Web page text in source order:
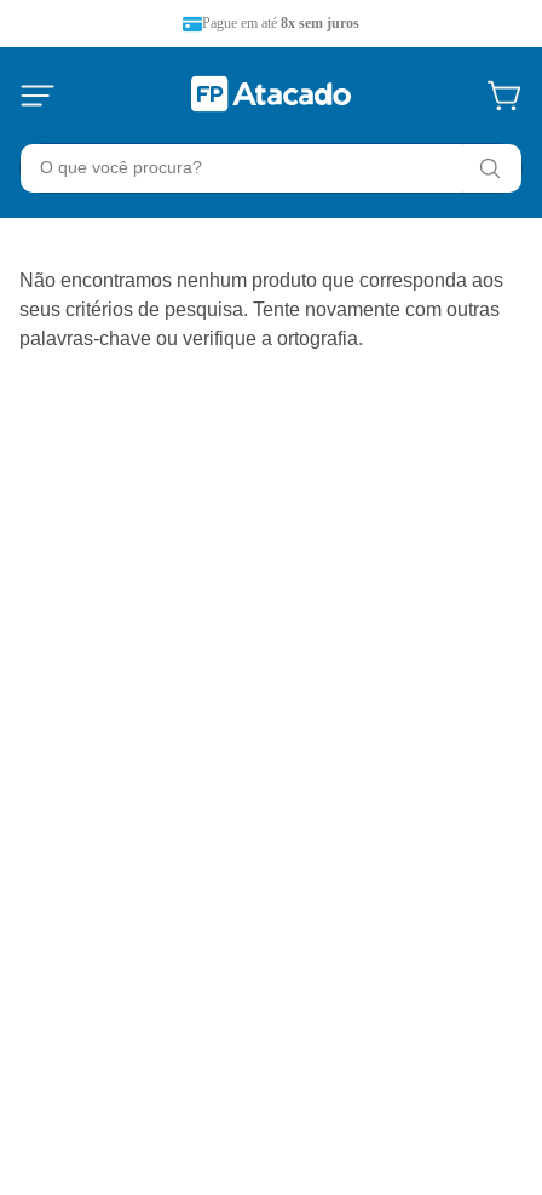
Pague em até 8x sem juros
O que você procura?
Não encontramos nenhum produto que corresponda aos
seus critérios de pesquisa. Tente novamente com outras
palavras-chave ou verifique a ortografia.